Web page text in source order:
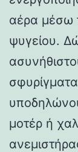
αέρα μέσω
ψυγείου.
μοτέρ ή